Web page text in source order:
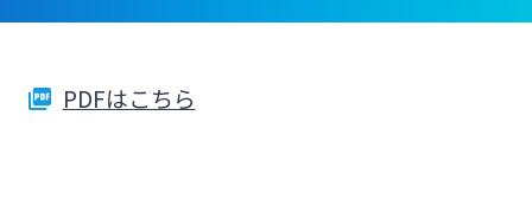
PDFはこちら